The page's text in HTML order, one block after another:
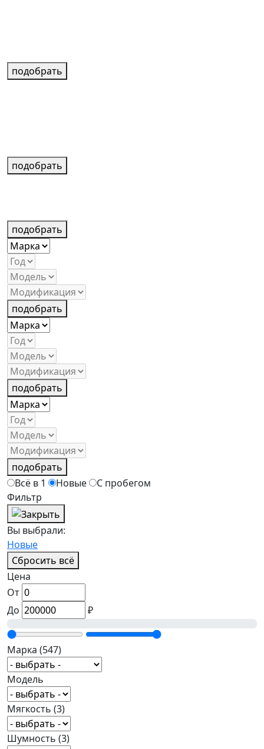
подобрать
подобрать
подобрать
подобрать
подобрать
подобрать
Всё в 1
Новые
С пробегом
Фильтр
Вы выбрали:
Новые
Сбросить всё
Цена
От
До
₽
Марка (547)
Модель
Мягкость (3)
Шумность (3)